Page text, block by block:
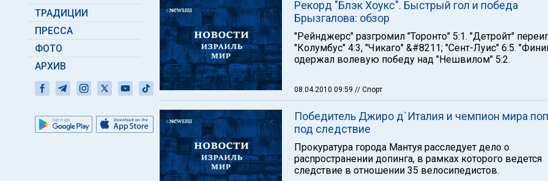
ТРАДИЦИИ
ПРЕССА
ФОТО
АРХИВ
Рекорд "Блэк Хоукс". Быстрый гол и победа
Брызгалова: обзор
"Рейнджерс" разгромил "Торонто" 5:1. "Детройт"
"Колумбус" 4:3, "Чикаго" &#8211; "Сент-Луис" 6:5.
одержал волевую победу над "Нешвилом" 5:2.
08.04.2010 09:59 // Спорт
Победитель Джиро д`Италия и чемпион мира
под следствие
Прокуратура города Мантуя расследует дело о
распространении допинга, в рамках которого ведется
следствие в отношении 35 велосипедистов.